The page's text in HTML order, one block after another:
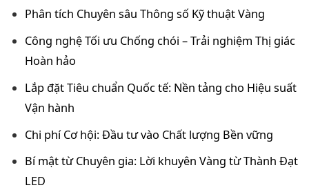
Phân tích Chuyên sâu Thông số Kỹ thuật Vàng
Công nghệ Tối ưu Chống chói – Trải nghiệm Thị giác
Hoàn hảo
Lắp đặt Tiêu chuẩn Quốc tế: Nền tảng cho Hiệu suất
Vận hành
Chi phí Cơ hội: Đầu tư vào Chất lượng Bền vững
Bí mật từ Chuyên gia: Lời khuyên Vàng từ Thành Đạt
LED